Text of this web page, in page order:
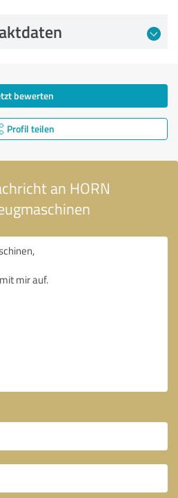
bewerten
Profil teilen
an HORN